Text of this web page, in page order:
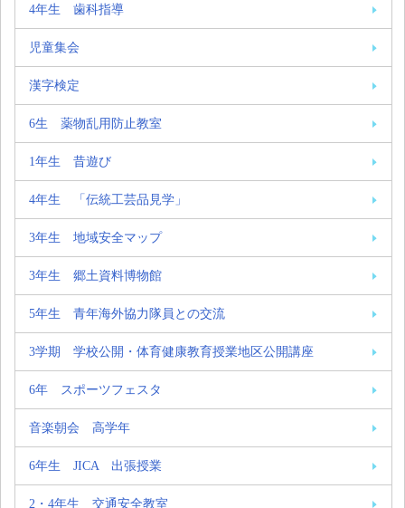
4年生 歯科指導
児童集会
漢字検定
6生 薬物乱用防止教室
1年生 昔遊び
4年生 「伝統工芸品見学」
3年生 地域安全マップ
3年生 郷土資料博物館
5年生 青年海外協力隊員との交流
3学期 学校公開・体育健康教育授業地区公開講座
6年 スポーツフェスタ
音楽朝会 高学年
6年生 JICA 出張授業
2・4年生 交通安全教室